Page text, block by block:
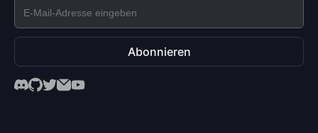
Abonnieren